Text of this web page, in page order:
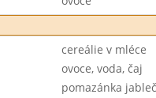
cereálie v mléce
ovoce, voda, čaj
pomazánka